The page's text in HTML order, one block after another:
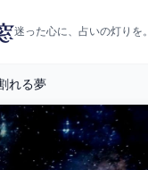
迷った心に、占いの灯りを。
れる夢